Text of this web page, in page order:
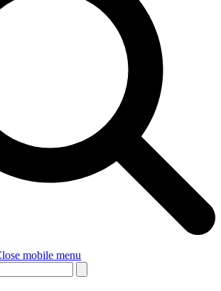
mobile menu